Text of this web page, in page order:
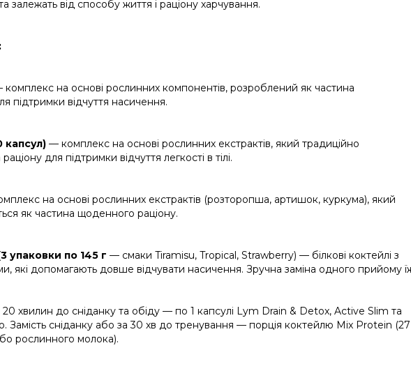
залежать від способу життя і раціону харчування.
на основі рослинних компонентів, розроблений як частина
підтримки відчуття насичення.
капсул) — комплекс на основі рослинних екстрактів, який традиційно
для підтримки відчуття легкості в тілі.
на основі рослинних екстрактів (розторопша, артишок, куркума), який
як частина щоденного раціону.
упаковки по 145 г — смаки Tiramisu, Tropical, Strawberry) — білкові коктейлі з
які допомагають довше відчувати насичення. Зручна заміна одного прийому
20 хвилин до сніданку та обіду — по 1 капсулі Lym Drain & Detox, Active Slim та
Замість сніданку або за 30 хв до тренування — порція коктейлю Mix Protein (27
рослинного молока).